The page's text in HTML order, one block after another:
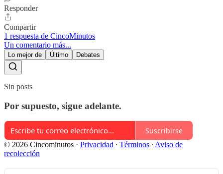
Responder
Compartir
1 respuesta de CincoMinutos
Un comentario más...
Lo mejor de Último Debates
Sin posts
Por supuesto, sigue adelante.
Suscribirse
© 2026 Cincominutos · Privacidad ∙ Términos ∙ Aviso de
recolección